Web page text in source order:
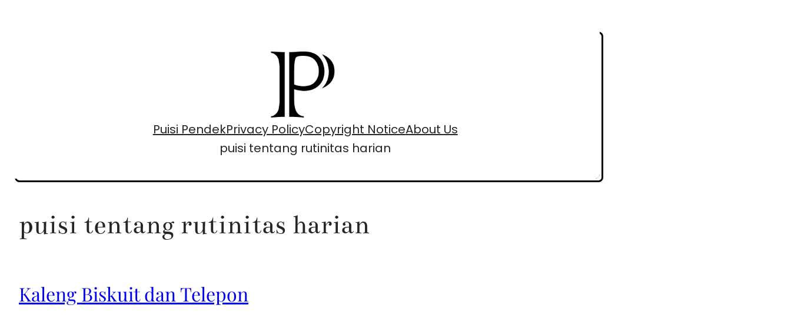
Puisi PendekPrivacy PolicyCopyright NoticeAbout Us
puisi tentang rutinitas harian
puisi tentang rutinitas harian
Kaleng Biskuit dan Telepon